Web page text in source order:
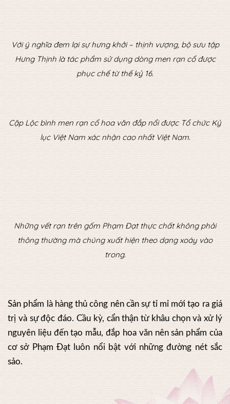
Với ý nghĩa đem lại sự hưng khởi – thịnh vượng, bộ sưu tập
Hưng Thịnh là tác phẩm sử dụng dòng men rạn cổ được
phục chế từ thế kỷ 16.
Cặp Lộc bình men rạn cổ hoa văn đắp nổi được Tổ chức Kỷ
lục Việt Nam xác nhận cao nhất Việt Nam.
Những vết rạn trên gốm Phạm Đạt thực chất không phải
thông thường mà chúng xuất hiện theo dạng xoáy vào
trong.
Sản phẩm là hàng thủ công nên cần sự tỉ mỉ mới tạo ra giá
trị và sự độc đáo. Cầu kỳ, cẩn thận từ khâu chọn và xử lý
nguyên liệu đến tạo mẫu, đắp hoa văn nên sản phẩm của
cơ sở Phạm Đạt luôn nổi bật với những đường nét sắc
sảo.